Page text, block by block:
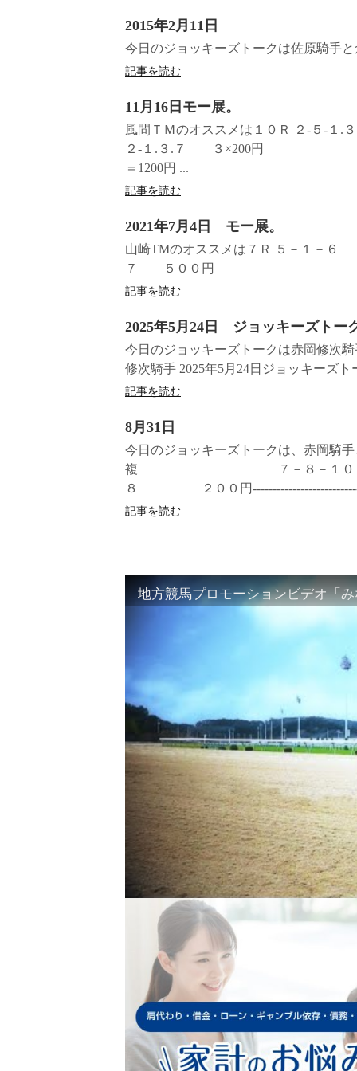
2015年2月11日
今日のジョッキーズトークは佐原騎手
記事を読む
11月16日モー展。
風間ＴＭのオススメは１０
２‐１.３.７ ３×200円
＝1200円 ...
記事を読む
2021年7月4日 モー展。
山崎TMのオススメは７Ｒ ５－１－
７ ５００円
記事を読む
2025年5月24日 ジョッキーズトー
今日のジョッキーズトークは赤岡修次
修次騎手 2025年5月24日ジョッキーズ
記事を読む
8月31日
今日のジョッキーズトークは、赤岡
複 ７－８－１０ １００
８ ２００円
記事を読む
地方競馬プロモーションビデオ「